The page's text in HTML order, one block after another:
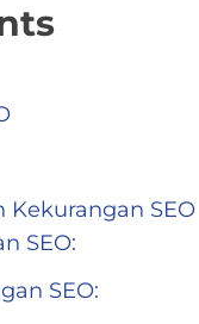
Kekurangan SEO
SEO:
SEO: